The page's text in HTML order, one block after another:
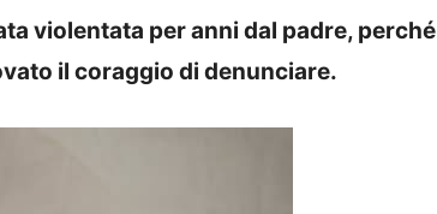
violentata per anni dal padre, perché
il coraggio di denunciare.